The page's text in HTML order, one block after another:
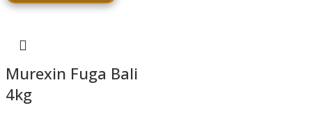
Murexin Fuga Bali
4kg